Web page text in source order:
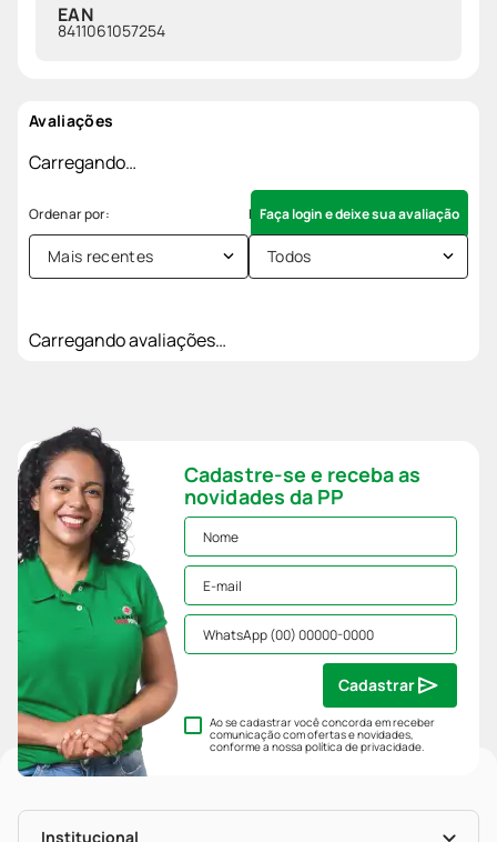
EAN
8411061057254
Avaliações
Carregando…
Faça login e deixe sua avaliação
Mais recentes Todos
Carregando avaliações…
Cadastre-se e receba as
novidades da PP
Ao se cadastrar você concorda em receber
comunicação com ofertas e novidades,
conforme a nossapolítica de privacidade.
Cadastrar
Institucional